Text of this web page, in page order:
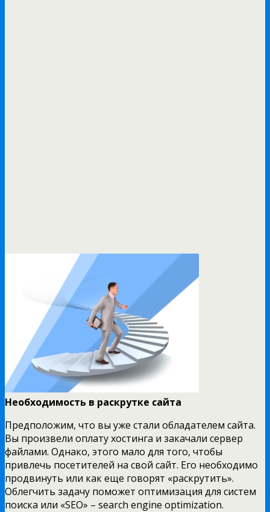
Необходимость в раскрутке сайта
Предположим, что вы уже стали обладателем сайта.
Вы произвели оплату хостинга и закачали сервер
файлами. Однако, этого мало для того, чтобы
привлечь посетителей на свой сайт. Его необходимо
продвинуть или как еще говорят «раскрутить».
Облегчить задачу поможет оптимизация для систем
поиска или «SEO» – search engine optimization.